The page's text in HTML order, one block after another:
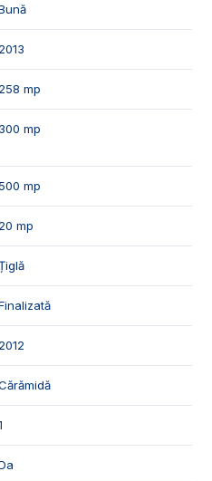
2013
258 mp
300 mp
500 mp
20 mp
2012